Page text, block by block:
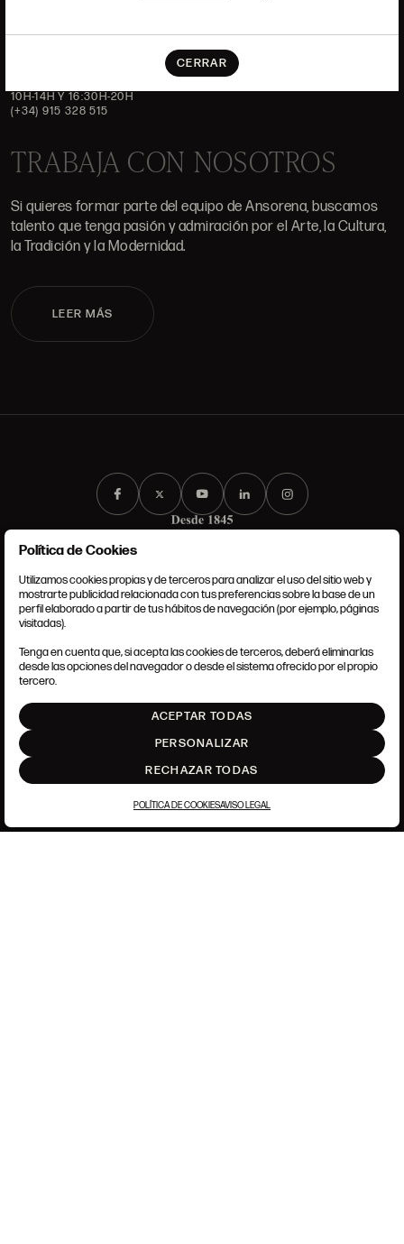
CERRAR
DÓNDE ESTAMOS
10H-14H Y 16:30H-20H
(+34) 915 328 515
TRABAJA CON NOSOTROS
Si quieres formar parte del equipo de Ansorena, buscamos
talento que tenga pasión y admiración por el Arte, la Cultura,
la Tradición y la Modernidad.
LEER MÁS
CONDICIONES GENERALES
POLÍTICA DE COOKIES
AJUSTE DE COOKIES
Política de Cookies
Utilizamos cookies propias y de terceros para analizar el uso del sitio web y
mostrarte publicidad relacionada con tus preferencias sobre la base de un
perfil elaborado a partir de tus hábitos de navegación (por ejemplo, páginas
visitadas).
Tenga en cuenta que, si acepta las cookies de terceros, deberá eliminarlas
desde las opciones del navegador o desde el sistema ofrecido por el propio
tercero.
ACEPTAR TODAS
PERSONALIZAR
RECHAZAR TODAS
POLÍTICA DE COOKIESAVISO LEGAL